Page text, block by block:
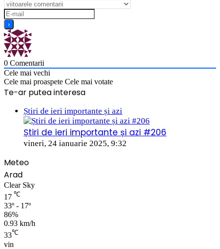
0 Comentarii
Cele mai vechi
Cele mai proaspete Cele mai votate
Te-ar putea interesa
Știri de ieri importante și azi
Știri de ieri importante și azi #206
vineri, 24 ianuarie 2025, 9:32
Meteo
Arad
Clear Sky
17 ℃
33º - 17º
86%
0.93 km/h
33℃
vin